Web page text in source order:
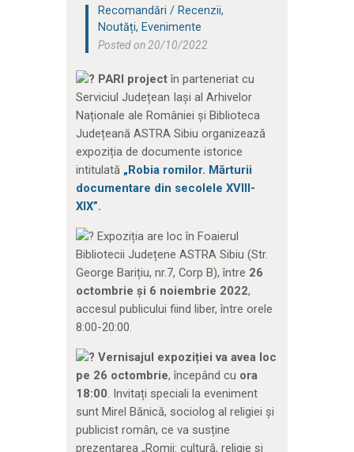
Recomandări / Recenzii,
Noutăți, Evenimente
Posted on 20/10/2022
PARI projectîn parteneriat cu
Serviciul Județean Iași al Arhivelor
Naționale ale României și Biblioteca
Județeană ASTRA Sibiu organizează
expoziția de documente istorice
intitulată „Robia romilor. Mărturii
documentare din secolele XVIII-
XIX”.
Expoziția are loc în Foaierul
Bibliotecii Județene ASTRA Sibiu (Str.
George Barițiu, nr.7, Corp B), între 26
octombrie și 6 noiembrie 2022,
accesul publicului fiind liber, între orele
8:00-20:00.
Vernisajul expoziției va avea loc
pe 26 octombrie, începând cu ora
18:00. Invitați speciali la eveniment
sunt Mirel Bănică, sociolog al religiei și
publicist român, ce va susține
prezentarea „Romii: cultură, religie și